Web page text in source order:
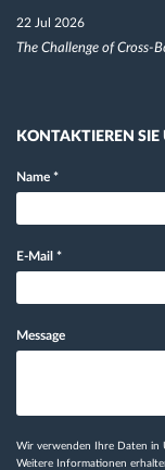
22 Jul 2026
The Challenge of Cross-
KONTAKTIEREN SIE
Name *
E-Mail *
Message
Wir verwenden Ihre Daten in
Weitere Informationen